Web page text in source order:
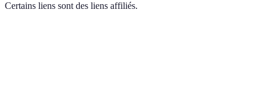
Certains liens sont des liens affiliés.